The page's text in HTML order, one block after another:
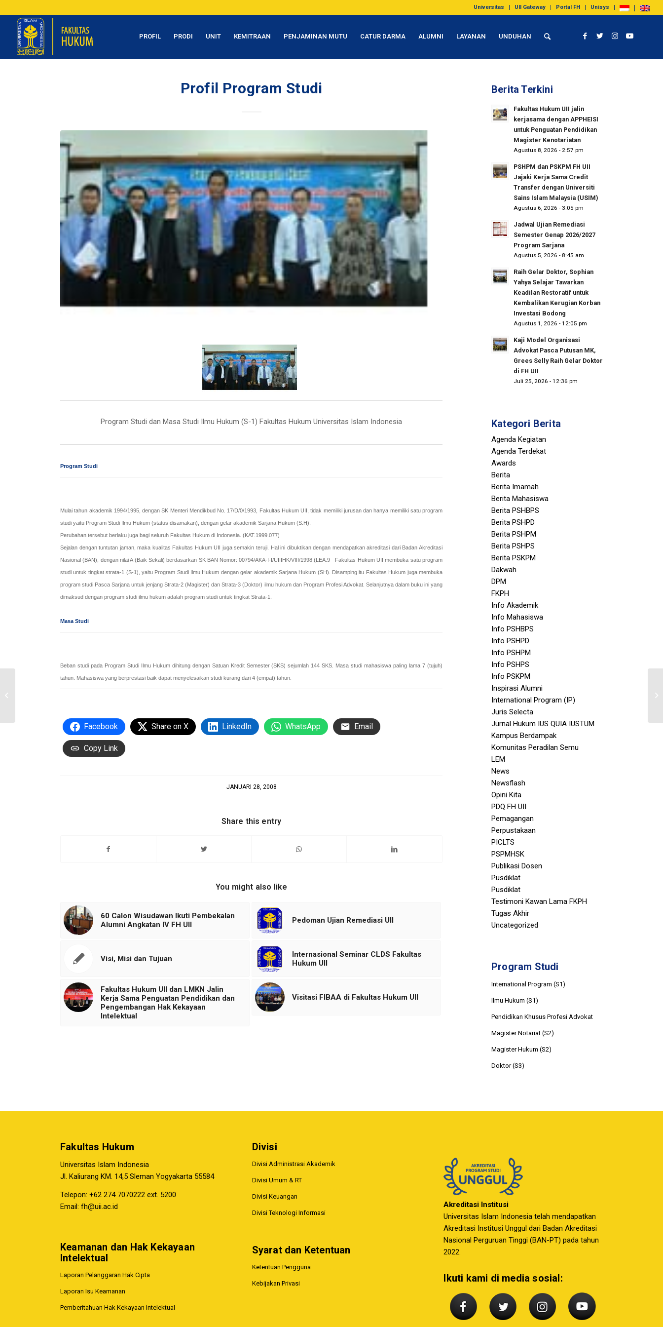
Universitas UII Gateway Portal FH Unisys
PROFIL PRODI UNIT KEMITRAAN PENJAMINAN MUTU CATUR DARMA ALUMNI LAYANAN UNDUHAN
Profil Program Studi
Program Studi dan Masa Studi Ilmu Hukum (S-1) Fakultas Hukum Universitas Islam Indonesia
Program Studi
Mulai tahun akademik 1994/1995, dengan SK Menteri Mendikbud No. 17/D/0/1993, Fakultas Hukum UII, tidak memiliki jurusan dan hanya memiliki satu program
studi yaitu Program Studi Ilmu Hukum (status disamakan), dengan gelar akademik Sarjana Hukum (S.H).
Perubahan tersebut berlaku juga bagi seluruh Fakultas Hukum di Indonesia. (KAT.1999.077)
Sejalan dengan tuntutan jaman, maka kualitas Fakultas Hukum UII juga semakin teruji. Hal ini dibuktikan dengan mendapatkan akreditasi dari Badan Akreditasi
Nasional (BAN), dengan nilai A (Baik Sekali) berdasarkan SK BAN Nomor: 00794/AKA-I-I/UIIIHK/VIII/1998.(LEA.9 Fakultas Hukum UII membuka satu program
studi untuk tingkat strata-1 (S-1), yaitu Program Studi Ilmu Hukum dengan gelar akademik Sarjana Hukum (SH). Disamping itu Fakultas Hukum juga membuka
program studi Pasca Sarjana untuk jenjang Strata-2 (Magister) dan Strata-3 (Doktor) ilmu hukum dan Program Profesi Advokat. Selanjutnya dalam buku ini yang
dimaksud dengan program studi ilmu hukum adalah program studi untuk tingkat Strata-1.
Masa Studi
Beban studi pada Program Studi Ilmu Hukum dihitung dengan Satuan Kredit Semester (SKS) sejumlah 144 SKS. Masa studi mahasiswa paling lama 7 (tujuh)
tahun. Mahasiswa yang berprestasi baik dapat menyelesaikan studi kurang dari 4 (empat) tahun.
Facebook Share on X LinkedIn WhatsApp Email
Copy Link
JANUARI 28, 2008
Share this entry
You might also like
60 Calon Wisudawan Ikuti Pembekalan
Alumni Angkatan IV FH UII
Pedoman Ujian Remediasi UII
Visi, Misi dan Tujuan
Internasional Seminar CLDS Fakultas
Hukum UII
Fakultas Hukum UII dan LMKN Jalin
Kerja Sama Penguatan Pendidikan dan
Pengembangan Hak Kekayaan
Intelektual
Visitasi FIBAA di Fakultas Hukum UII
Berita Terkini
Fakultas Hukum UII jalin
kerjasama dengan APPHEISI
untuk Penguatan Pendidikan
Magister Kenotariatan
Agustus 8, 2026 - 2:57 pm
PSHPM dan PSKPM FH UII
Jajaki Kerja Sama Credit
Transfer dengan Universiti
Sains Islam Malaysia (USIM)
Agustus 6, 2026 - 3:05 pm
Jadwal Ujian Remediasi
Semester Genap 2026/2027
Program Sarjana
Agustus 5, 2026 - 8:45 am
Raih Gelar Doktor, Sophian
Yahya Selajar Tawarkan
Keadilan Restoratif untuk
Kembalikan Kerugian Korban
Investasi Bodong
Agustus 1, 2026 - 12:05 pm
Kaji Model Organisasi
Advokat Pasca Putusan MK,
Grees Selly Raih Gelar Doktor
di FH UII
Juli 25, 2026 - 12:36 pm
Kategori Berita
Agenda Kegiatan
Agenda Terdekat
Awards
Berita
Berita Imamah
Berita Mahasiswa
Berita PSHBPS
Berita PSHPD
Berita PSHPM
Berita PSHPS
Berita PSKPM
Dakwah
DPM
FKPH
Info Akademik
Info Mahasiswa
Info PSHBPS
Info PSHPD
Info PSHPM
Info PSHPS
Info PSKPM
Inspirasi Alumni
International Program (IP)
Juris Selecta
Jurnal Hukum IUS QUIA IUSTUM
Kampus Berdampak
Komunitas Peradilan Semu
LEM
News
Newsflash
Opini Kita
PDQ FH UII
Pemagangan
Perpustakaan
PICLTS
PSPMHSK
Publikasi Dosen
Pusdiklat
Pusdiklat
Testimoni Kawan Lama FKPH
Tugas Akhir
Uncategorized
Program Studi
International Program (S1)
Ilmu Hukum (S1)
Pendidikan Khusus Profesi Advokat
Magister Notariat (S2)
Magister Hukum (S2)
Doktor (S3)
Fakultas Hukum
Universitas Islam Indonesia
Jl. Kaliurang KM. 14,5 Sleman Yogyakarta 55584
Telepon: +62 274 7070222 ext. 5200
Email: fh@uii.ac.id
Keamanan dan Hak Kekayaan
Intelektual
Laporan Pelanggaran Hak Cipta
Laporan Isu Keamanan
Pemberitahuan Hak Kekayaan Intelektual
Divisi
Divisi Administrasi Akademik
Divisi Umum & RT
Divisi Keuangan
Divisi Teknologi Informasi
Syarat dan Ketentuan
Ketentuan Pengguna
Kebijakan Privasi
Akreditasi Institusi
Universitas Islam Indonesia telah mendapatkan
Akreditasi Institusi Unggul dari Badan Akreditasi
Nasional Perguruan Tinggi (BAN-PT) pada tahun
2022.
Ikuti kami di media sosial:
Sistem Pendidikan dan